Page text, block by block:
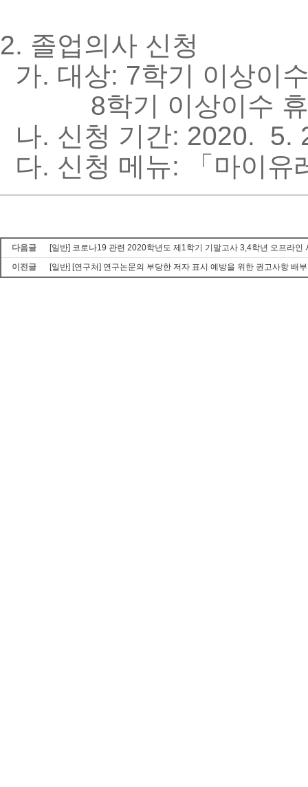
2. 졸업의사 신청
가. 대상: 7학기 이상이
8학기 이상이수 휴
나. 신청 기간: 2020. 5.
다. 신청 메뉴: 「마이유
다음글
[일반] 코로나19 관련 2020학년도 제1학기 기말고사 3,4학년 오프라인
이전글
[일반] [연구처] 연구논문의 부당한 저자 표시 예방을 위한 권고사항 배